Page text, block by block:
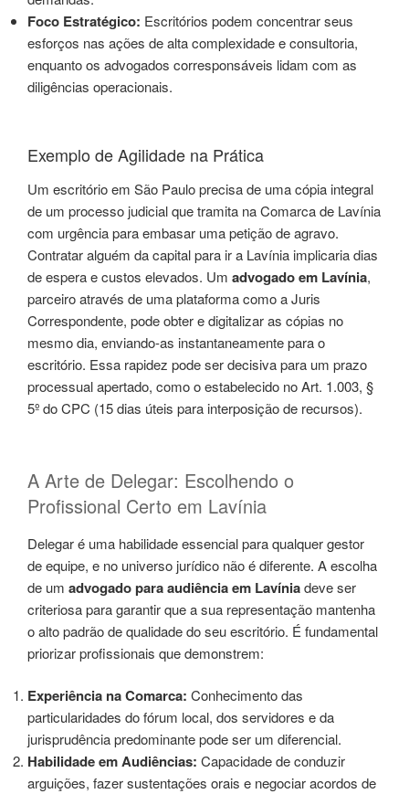
Foco Estratégico: Escritórios podem concentrar seus
esforços nas ações de alta complexidade e consultoria,
enquanto os advogados corresponsáveis lidam com as
diligências operacionais.
Exemplo de Agilidade na Prática
Um escritório em São Paulo precisa de uma cópia integral
de um processo judicial que tramita na Comarca de Lavínia
com urgência para embasar uma petição de agravo.
Contratar alguém da capital para ir a Lavínia implicaria dias
de espera e custos elevados. Um advogado em Lavínia,
parceiro através de uma plataforma como a Juris
Correspondente, pode obter e digitalizar as cópias no
mesmo dia, enviando-as instantaneamente para o
escritório. Essa rapidez pode ser decisiva para um prazo
processual apertado, como o estabelecido no Art. 1.003, §
5º do CPC (15 dias úteis para interposição de recursos).
A Arte de Delegar: Escolhendo o
Profissional Certo em Lavínia
Delegar é uma habilidade essencial para qualquer gestor
de equipe, e no universo jurídico não é diferente. A escolha
de um advogado para audiência em Lavíniadeve ser
criteriosa para garantir que a sua representação mantenha
o alto padrão de qualidade do seu escritório. É fundamental
priorizar profissionais que demonstrem:
Experiência na Comarca: Conhecimento das
particularidades do fórum local, dos servidores e da
jurisprudência predominante pode ser um diferencial.
Habilidade em Audiências: Capacidade de conduzir
arguições, fazer sustentações orais e negociar acordos de